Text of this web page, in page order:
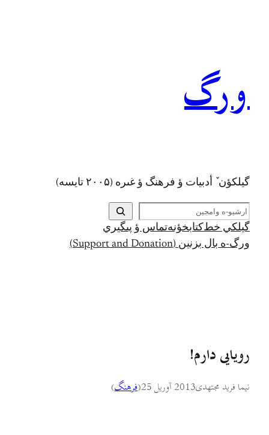
ورگ
گيلکؤن ٚ أدبیات ؤ فرهنگ ؤ غىره (۲۰۰۵ تايسه)
ج
س
ت
ج
گيلکي خط کتابخؤنهتماس ؤ پىگيري
ورگ-ه بال بزنين (Support and Donation)
رویایی دارم!
نیما فرید مجتهدی2013 آوریل 25 (فرهنگ)